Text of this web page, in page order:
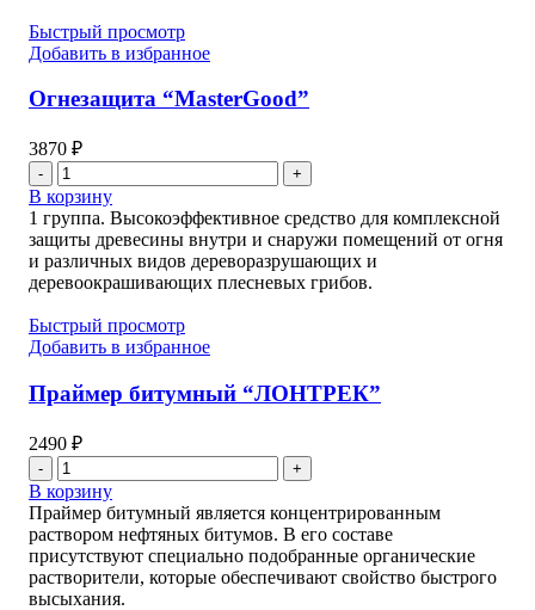
Быстрый просмотр
Добавить в избранное
Огнезащита “MasterGood”
3870 ₽
Количество
товара
Огнезащита
"MasterGood"
В корзину
1 группа. Высокоэффективное средство для комплексной
защиты древесины внутри и снаружи помещений от огня
и различных видов дереворазрушающих и
деревоокрашивающих плесневых грибов.
Быстрый просмотр
Добавить в избранное
Праймер битумный “ЛОНТРЕК”
2490 ₽
Количество
товара
Праймер
битумный
"ЛОНТРЕК"
В корзину
Праймер битумный является концентрированным
раствором нефтяных битумов. В его составе
присутствуют специально подобранные органические
растворители, которые обеспечивают свойство быстрого
высыхания.